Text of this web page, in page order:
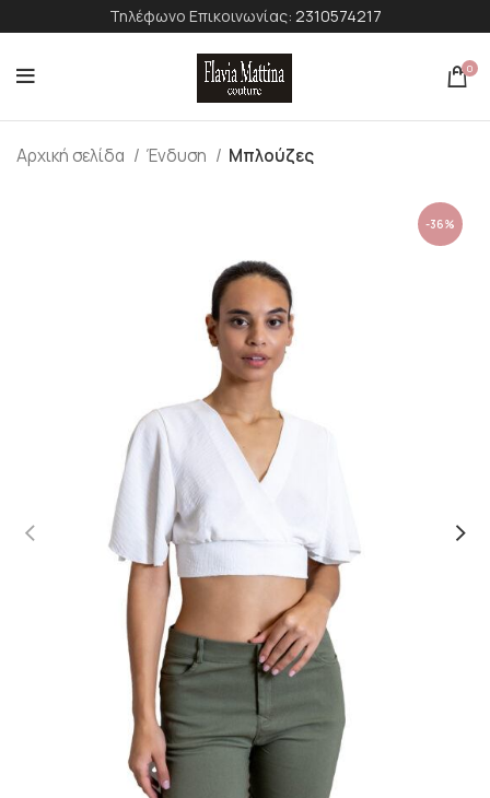
Τηλέφωνο Επικοινωνίας: 2310574217
0
Αρχική σελίδα Ένδυση Μπλούζες
-36%